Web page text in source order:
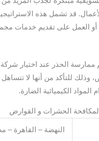
قد تشمل هذه
العمل على تقديم خدمات
الحذر عند اختيار
وذلك للتأكد من أنها لا
المواد الكيميائية الضارة.
الحشرات و القوارض
النهضة – القاهرة –